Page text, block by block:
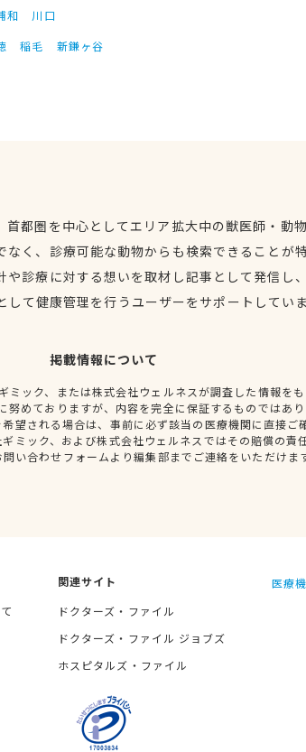
和
川口
稲毛 新鎌ヶ谷
首都圏を中心としてエリア拡大中の獣医師・動
なく、診療可能な動物からも検索できることが
や診療に対する想いを取材し記事として発信し
して健康管理を行うユーザーをサポートしてい
掲載情報について
ミック、または株式会社ウェルネスが調査した情報を
努めておりますが、内容を完全に保証するものではあ
望される場合は、事前に必ず該当の医療機関に直接ご
ミック、および株式会社ウェルネスではその賠償の責
い合わせフォームより編集部までご連絡をいただけま
関連サイト
ドクターズ・ファイル
ドクターズ・ファイル ジョブズ
ホスピタルズ・ファイル
医療